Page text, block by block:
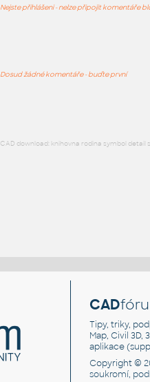
Nejste přihlášeni - nelze připojit komentáře
Dosud žádné komentáře - buďte první
CAD download: knihovna rodina symbol
CAD
Tipy, triky,
Map, Civil 3D,
aplikace
Copyright ©
soukromí,